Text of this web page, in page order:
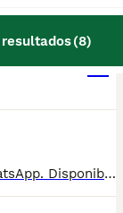
(8)
Para más información escribanos por WhatsApp. Disponibles estos tres machitos! Oportunidad única, Palma de Mallorca.